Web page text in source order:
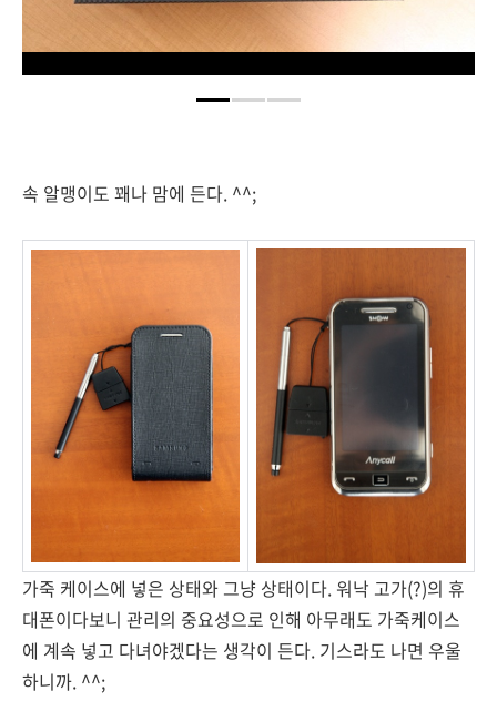
속 알맹이도 꽤나 맘에 든다. ^^;
가죽 케이스에 넣은 상태와 그냥 상태이다. 워낙 고가(?)의 휴
대폰이다보니 관리의 중요성으로 인해 아무래도 가죽케이스
에 계속 넣고 다녀야겠다는 생각이 든다. 기스라도 나면 우울
하니까. ^^;